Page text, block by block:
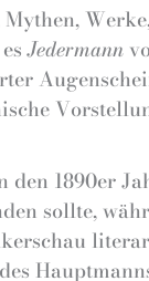
Jedermann
1890er
sollte,